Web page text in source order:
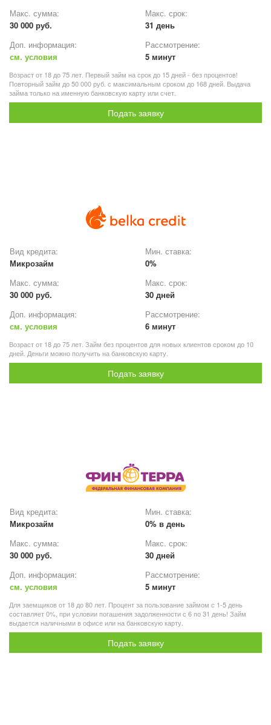
Макс. сумма:
30 000 руб.
Макс. срок:
31 день
Доп. информация:
см. условия
Рассмотрение:
5 минут
Возраст от 18 до 75 лет. Первый займ на срок до 15 дней - без процентов!
Повторный займ до 50 000 руб. с максимальным сроком до 168 дней. Выдача
займа только на именную банковскую карту или счет.
Подать заявку
Вид кредита:
Микрозайм
Мин. ставка:
0%
Макс. сумма:
30 000 руб.
Макс. срок:
30 дней
Доп. информация:
см. условия
Рассмотрение:
6 минут
Возраст от 18 до 75 лет. Займ без процентов для новых клиентов сроком до 10
дней. Деньги можно получить на банковскую карту.
Подать заявку
Вид кредита:
Микрозайм
Мин. ставка:
0% в день
Макс. сумма:
30 000 руб.
Макс. срок:
30 дней
Доп. информация:
см. условия
Рассмотрение:
5 минут
Для заемщиков от 18 до 80 лет. Процент за пользование займом с 1-5 день
составляет 0%, при условии погашения задолженности с 6 по 31 день! Займ
выдается наличными в офисе или на банковскую карту.
Подать заявку